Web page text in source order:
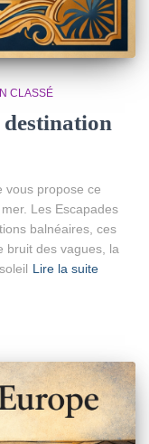
CLASSÉ
destination
vous propose ce
Les Escapades
balnéaires, ces
bruit des vagues, la
Lire la suite